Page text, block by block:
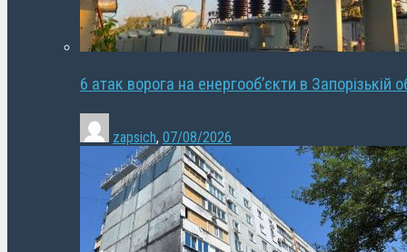
6 атак ворога на енергооб’єкти в Запорізькій
zapsich, 07/08/2026